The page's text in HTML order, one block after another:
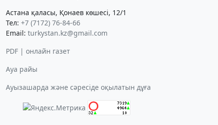
Астана қаласы, Қонаев көшесі, 12/1
Тел: +7 (7172) 76-84-66
Email: turkystan.kz@gmail.com
PDF | онлайн газет
Ауа райы
Ауызашарда және сәресіде оқылатын дұға